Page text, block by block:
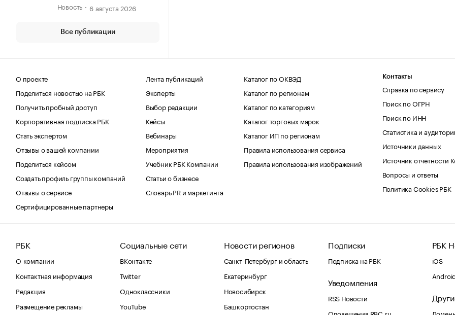
Новость
6 августа 2026
Все публикации
О проекте
Поделиться новостью на РБК
Получить пробный доступ
Корпоративная подписка РБК
Стать экспертом
Отзывы о вашей компании
Поделиться кейсом
Создать профиль группы компаний
Отзывы о сервисе
Сертифицированные партнеры
Лента публикаций
Эксперты
Выбор редакции
Кейсы
Вебинары
Мероприятия
Учебник РБК Компании
Статьи о бизнесе
Словарь PR и маркетинга
Каталог по ОКВЭД
Каталог по регионам
Каталог по категориям
Каталог торговых марок
Каталог ИП по регионам
Правила использования сервиса
Правила использования изображений
Контакты
Справка по сервису
Поиск по ОГРН
Поиск по ИНН
Статистика и
Источники данных
Источник отчетности
Вопросы и ответы
Политика Cookies РБК
РБК
О компании
Контактная информация
Редакция
Размещение рекламы
Социальные сети
ВКонтакте
Twitter
Одноклассники
YouTube
Новости регионов
Санкт-Петербург и область
Екатеринбург
Новосибирск
Башкортостан
Подписки
Подписка на РБК
Уведомления
RSS Новости
Оповещения RBC.ru
РБК
iOS